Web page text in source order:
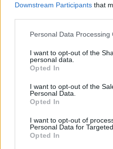
Downstream Participants that
Personal Data Processing
I want to opt-out of the
personal data.
Opted In
I want to opt-out of the
Personal Data.
Opted In
I want to opt-out of
Personal Data for
Opted In
Noul nume al candidatului
Cumpănașu: „Jecmănașu”.
deși contractele lui cu statul
sunt cercetate de DNA